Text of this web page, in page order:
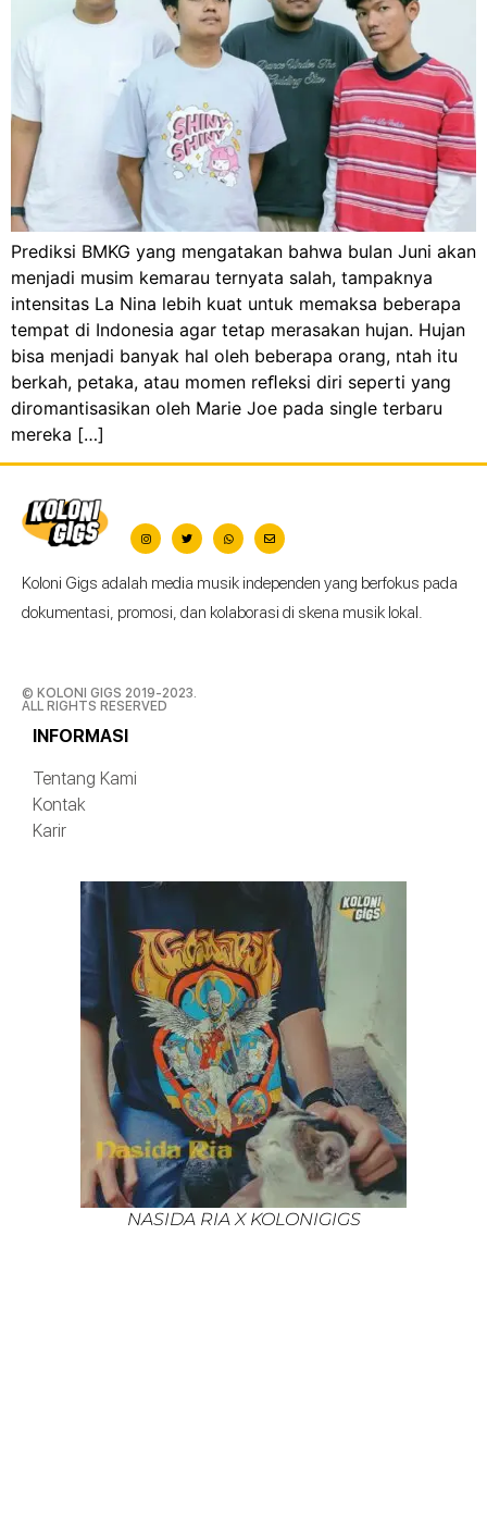
Prediksi BMKG yang mengatakan bahwa bulan Juni akan
menjadi musim kemarau ternyata salah, tampaknya
intensitas La Nina lebih kuat untuk memaksa beberapa
tempat di Indonesia agar tetap merasakan hujan. Hujan
bisa menjadi banyak hal oleh beberapa orang, ntah itu
berkah, petaka, atau momen reﬂeksi diri seperti yang
diromantisasikan oleh Marie Joe pada single terbaru
mereka […]
Koloni Gigs adalah media musik independen yang berfokus pada
dokumentasi, promosi, dan kolaborasi di skena musik lokal.
© KOLONI GIGS 2019-2023.
ALL RIGHTS RESERVED
INFORMASI
Tentang Kami
Kontak
Karir
NASIDA RIA X KOLONIGIGS